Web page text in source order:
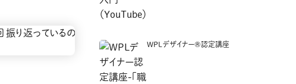
WPLデザイナー®認定講座